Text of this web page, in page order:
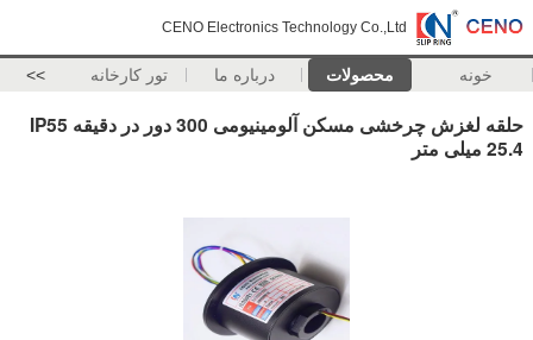
CENO Electronics Technology Co.,Ltd
خونه محصولات درباره ما تور کارخانه >>
حلقه لغزش چرخشی مسکن آلومینیومی 300 دور در دقیقه IP55
25.4 میلی متر